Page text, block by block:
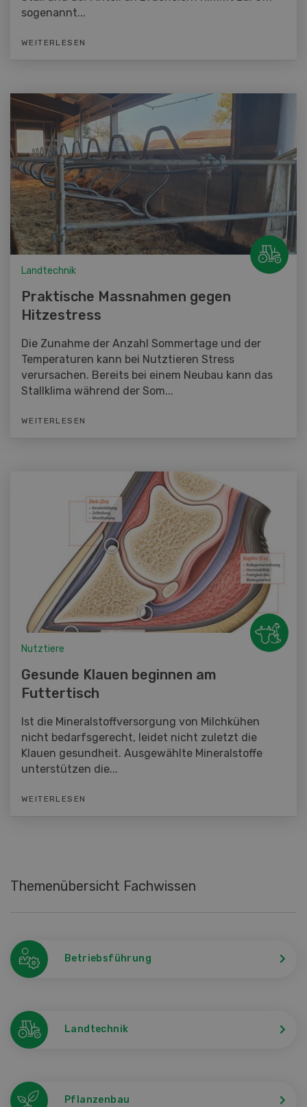
sogenannt...
WEITERLESEN
Landtechnik
Praktische Massnahmen gegen
Hitzestress
Die Zunahme der Anzahl Sommertage und der
Temperaturen kann bei Nutztieren Stress
verursachen. Bereits bei einem Neubau kann das
Stallklima während der Som...
WEITERLESEN
Nutztiere
Gesunde Klauen beginnen am
Futtertisch
Ist die Mineralstoffversorgung von Milchkühen
nicht bedarfsgerecht, leidet nicht zuletzt die
Klauen gesundheit. Ausgewählte Mineralstoffe
unterstützen die...
WEITERLESEN
Themenübersicht Fachwissen
Betriebsführung
Landtechnik
Pflanzenbau